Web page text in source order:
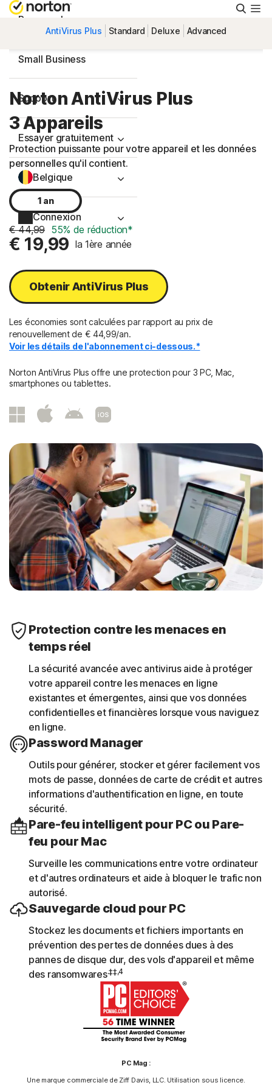
Personnel
Small Business
Support
Essayer gratuitement
Belgique
Connexion
AntiVirus Plus Standard Deluxe Advanced
Norton AntiVirus Plus
3 Appareils
Protection puissante pour votre appareil et les données
personnelles qu'il contient.
1 an
€ 44,99 55% de réduction*
€ 19,99 la 1ère année
Obtenir AntiVirus Plus
Les économies sont calculées par rapport au prix de
renouvellement de € 44,99/an.
Voir les détails de l'abonnement ci-dessous.*
Norton AntiVirus Plus offre une protection pour 3 PC, Mac,
smartphones ou tablettes.
Protection contre les menaces en
temps réel
La sécurité avancée avec antivirus aide à protéger
votre appareil contre les menaces en ligne
existantes et émergentes, ainsi que vos données
confidentielles et financières lorsque vous naviguez
en ligne.
Password Manager
Outils pour générer, stocker et gérer facilement vos
mots de passe, données de carte de crédit et autres
informations d'authentification en ligne, en toute
sécurité.
Pare-feu intelligent pour PC ou Pare-
feu pour Mac
Surveille les communications entre votre ordinateur
et d'autres ordinateurs et aide à bloquer le trafic non
autorisé.
Sauvegarde cloud pour PC
Stockez les documents et fichiers importants en
prévention des pertes de données dues à des
pannes de disque dur, des vols d'appareil et même
des ransomwares.‡‡,4
PC Mag :
Une marque commerciale de Ziff Davis, LLC. Utilisation sous licence.